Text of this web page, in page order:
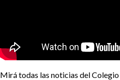
Mirá todas las noticias del